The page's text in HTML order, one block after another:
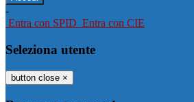
-
Entra con SPID Entra con CIE
Seleziona utente
button close ×